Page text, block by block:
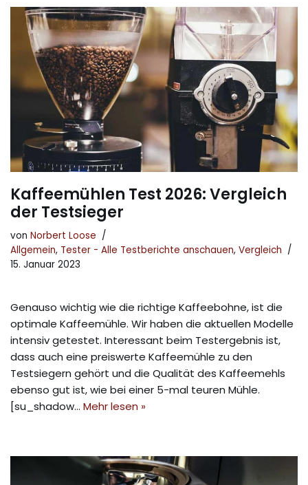
Kaffeemühlen Test 2026: Vergleich
der Testsieger
von Norbert Loose
Allgemein, Tester - Alle Testberichte anschauen, Vergleich
15. Januar 2023
Genauso wichtig wie die richtige Kaffeebohne, ist die
optimale Kaffeemühle. Wir haben die aktuellen Modelle
intensiv getestet. Interessant beim Testergebnis ist,
dass auch eine preiswerte Kaffeemühle zu den
Testsiegern gehört und die Qualität des Kaffeemehls
ebenso gut ist, wie bei einer 5-mal teuren Mühle.
[su_shadow… Mehr lesen »